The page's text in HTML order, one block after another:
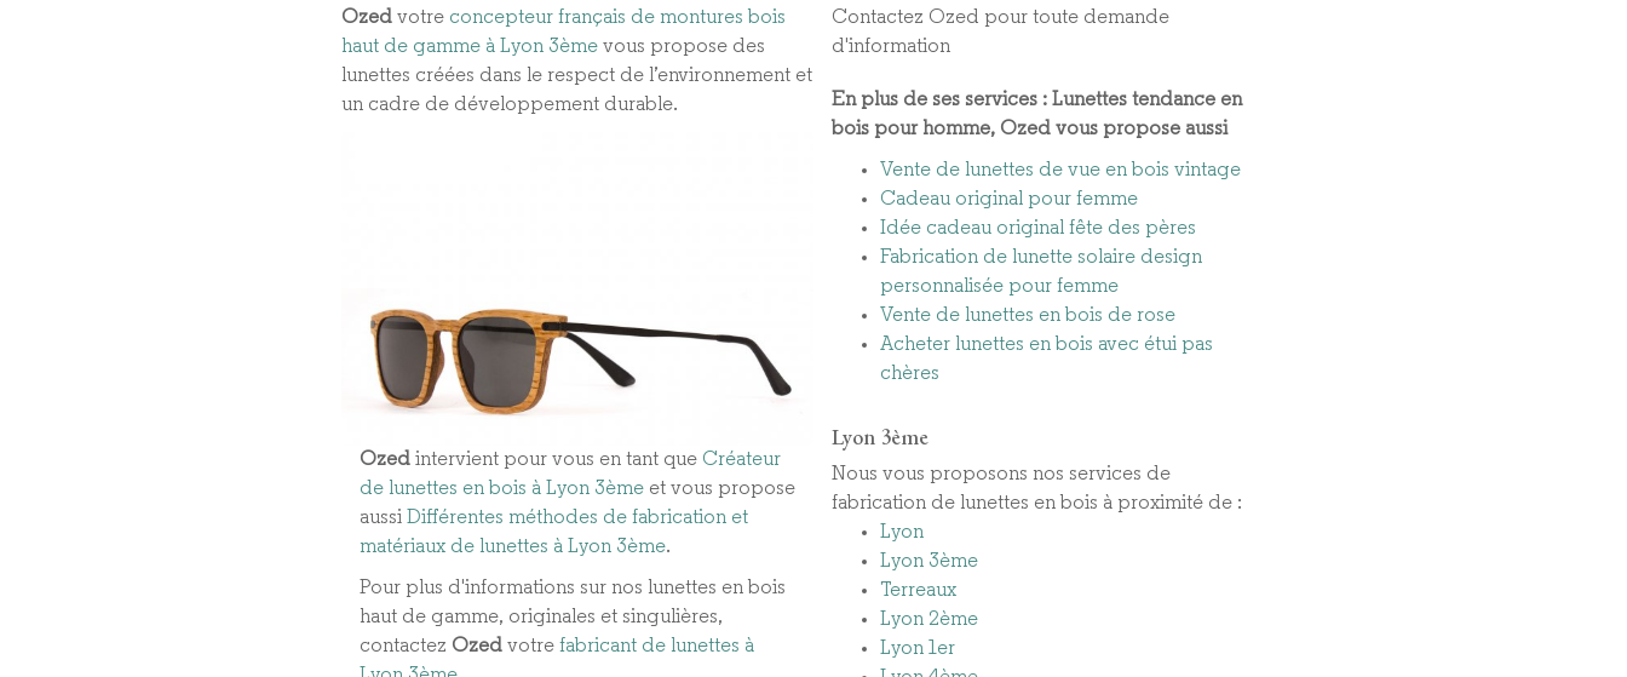
Ozed votre concepteur français de montures bois
haut de gamme à Lyon 3ème vous propose des
lunettes créées dans le respect de l’environnement et
un cadre de développement durable.
Ozed intervient pour vous en tant que Créateur
de lunettes en bois à Lyon 3ème et vous propose
aussi Différentes méthodes de fabrication et
matériaux de lunettes à Lyon 3ème​.
Pour plus d'informations sur nos lunettes en bois
haut de gamme, originales et singulières,
contactez Ozed votre fabricant de lunettes à
Contactez Ozed pour toute demande
d'information
En plus de ses services : Lunettes tendance en
bois pour homme, Ozed vous propose aussi
Vente de lunettes de vue en bois vintage
Cadeau original pour femme
Idée cadeau original fête des pères
Fabrication de lunette solaire design
personnalisée pour femme
Vente de lunettes en bois de rose
Acheter lunettes en bois avec étui pas
chères
Lyon 3ème
Nous vous proposons nos services de
fabrication de lunettes en bois à proximité de :
Lyon
Lyon 3ème
Terreaux
Lyon 2ème
Lyon 1er